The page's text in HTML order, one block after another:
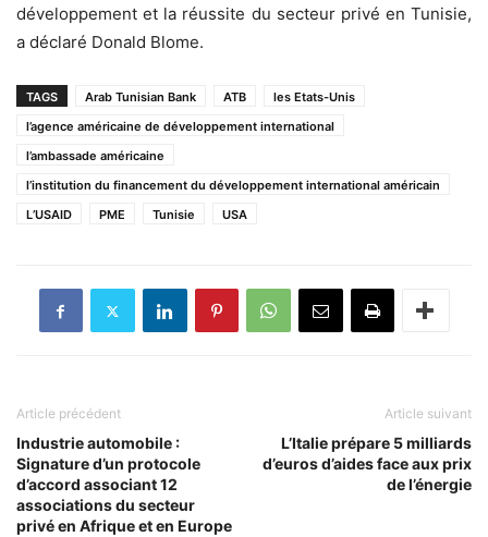
développement et la réussite du secteur privé en Tunisie,
a déclaré Donald Blome.
TAGS Arab Tunisian Bank ATB
les Etats-Unis
l’agence américaine de développement international
l’ambassade américaine
l’institution du financement du développement international américain
L’USAID
PME Tunisie USA
Article précédent
Industrie automobile :
Signature d’un protocole
d’accord associant 12
associations du secteur
privé en Afrique et en Europe
Article suivant
L’Italie prépare 5 milliards
d’euros d’aides face aux prix
de l’énergie